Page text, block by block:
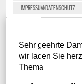
IMPRESSUM/DATENSCHUTZ
Sehr geehrte
wir laden Sie
Thema